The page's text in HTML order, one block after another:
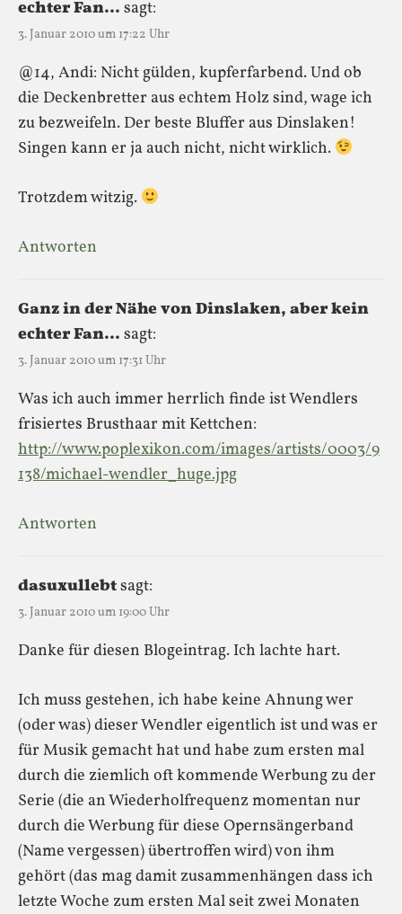
echter Fan... sagt:
3. Januar 2010 um 17:22 Uhr
@14, Andi: Nicht gülden, kupferfarbend. Und ob
die Deckenbretter aus echtem Holz sind, wage ich
zu bezweifeln. Der beste Bluffer aus Dinslaken!
Singen kann er ja auch nicht, nicht wirklich.
Trotzdem witzig.
Antworten
Ganz in der Nähe von Dinslaken, aber kein
echter Fan... sagt:
3. Januar 2010 um 17:31 Uhr
Was ich auch immer herrlich finde ist Wendlers
frisiertes Brusthaar mit Kettchen:
http://www.poplexikon.com/images/artists/0003/9
138/michael-wendler_huge.jpg
Antworten
dasuxullebtsagt:
3. Januar 2010 um 19:00 Uhr
Danke für diesen Blogeintrag. Ich lachte hart.
Ich muss gestehen, ich habe keine Ahnung wer
(oder was) dieser Wendler eigentlich ist und was er
für Musik gemacht hat und habe zum ersten mal
durch die ziemlich oft kommende Werbung zu der
Serie (die an Wiederholfrequenz momentan nur
durch die Werbung für diese Opernsängerband
(Name vergessen) übertroffen wird) von ihm
gehört (das mag damit zusammenhängen dass ich
letzte Woche zum ersten Mal seit zwei Monaten